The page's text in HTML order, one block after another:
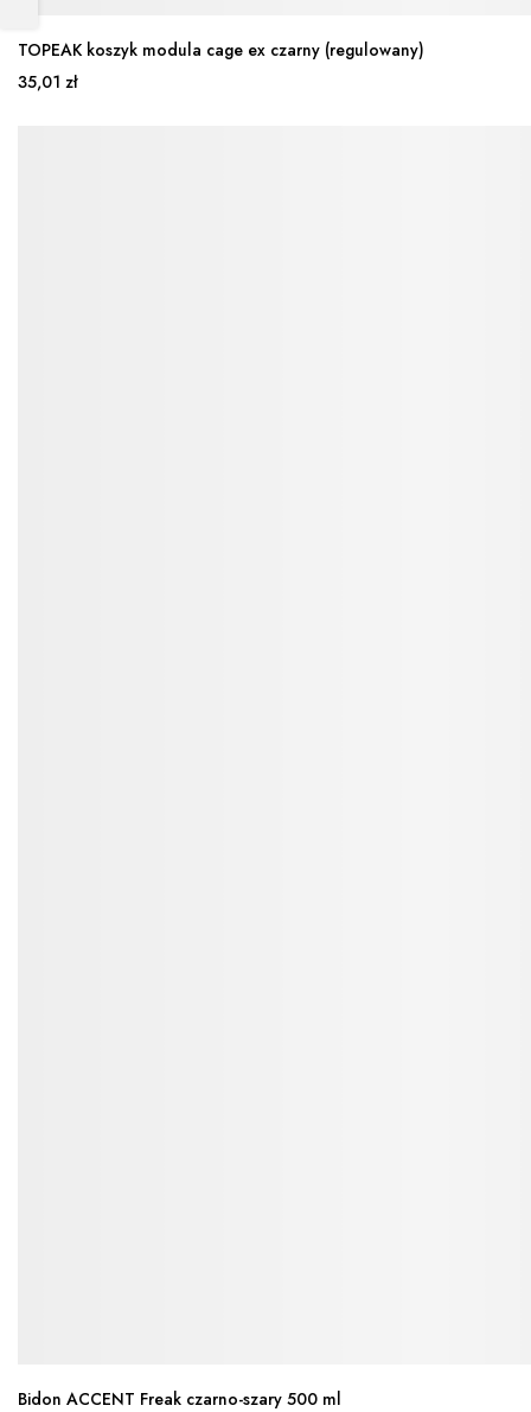
TOPEAK koszyk modula cage ex czarny (regulowany)
35,01 zł
Bidon ACCENT Freak czarno-szary 500 ml